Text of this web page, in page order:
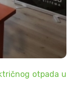
otpada u